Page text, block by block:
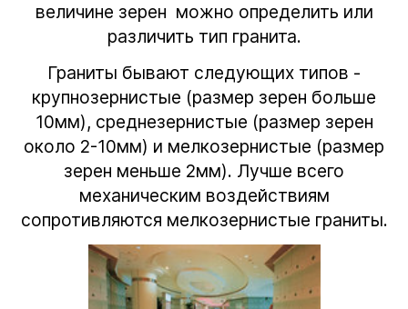
величине зерен можно определить или
различить тип гранита.
Граниты бывают следующих типов -
крупнозернистые (размер зерен больше
10мм), среднезернистые (размер зерен
около 2-10мм) и мелкозернистые (размер
зерен меньше 2мм). Лучше всего
механическим воздействиям
сопротивляются мелкозернистые граниты.